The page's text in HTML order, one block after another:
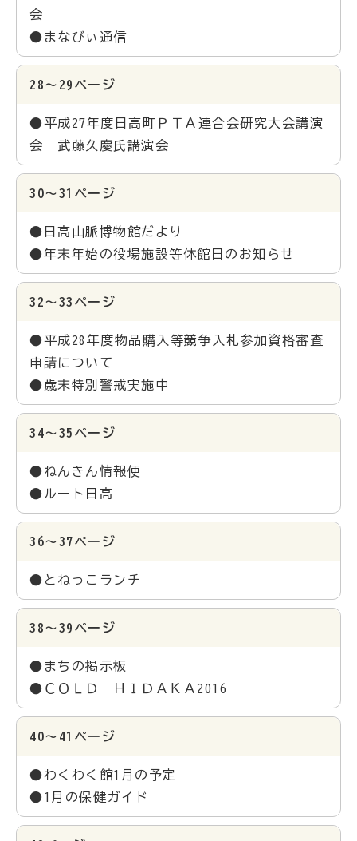
会
●まなびぃ通信
28～29ページ
●平成27年度日高町ＰＴＡ連合会研究大会講演
会 武藤久慶氏講演会
30～31ページ
●日高山脈博物館だより
●年末年始の役場施設等休館日のお知らせ
32～33ページ
●平成28年度物品購入等競争入札参加資格審査
申請について
●歳末特別警戒実施中
34～35ページ
●ねんきん情報便
●ルート日高
36～37ページ
●とねっこランチ
38～39ページ
●まちの掲示板
●ＣＯＬＤ ＨＩＤＡＫＡ2016
40～41ページ
●わくわく館1月の予定
●1月の保健ガイド